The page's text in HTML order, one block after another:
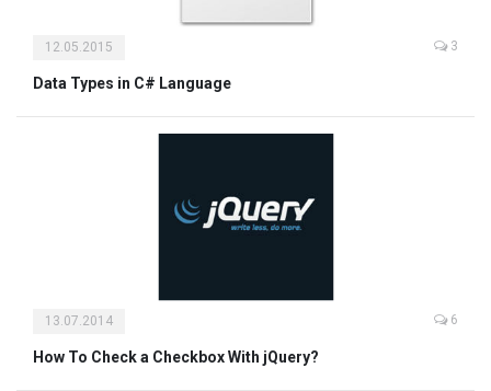
12.05.2015 3
Data Types in C# Language
13.07.2014 6
How To Check a Checkbox With jQuery?